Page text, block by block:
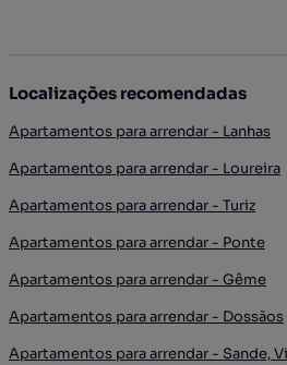
Localizações recomendadas
Apartamentos para arrendar - Lanhas
Apartamentos para arrendar - Loureira
Apartamentos para arrendar - Turiz
Apartamentos para arrendar - Ponte
Apartamentos para arrendar - Gême
Apartamentos para arrendar - Dossãos
Apartamentos para arrendar - Sande,